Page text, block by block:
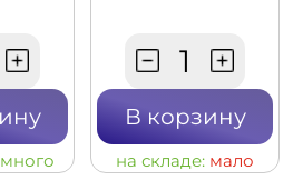
много
В корзину
на складе: мало